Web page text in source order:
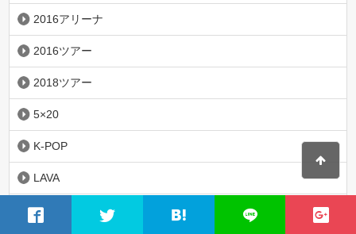
2016アリーナ
2016ツアー
2018ツアー
5×20
K-POP
LAVA
LOVEツアー